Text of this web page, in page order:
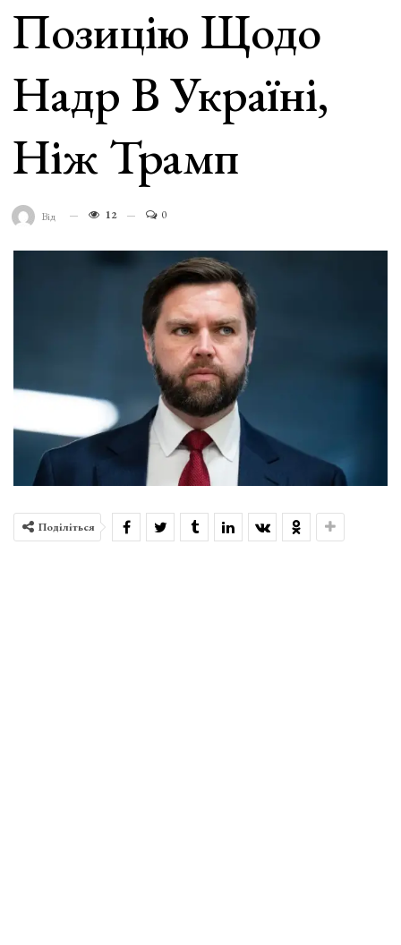
Позицію Щодо
Надр В Україні,
Ніж Трамп
Від 12 0
Поділіться